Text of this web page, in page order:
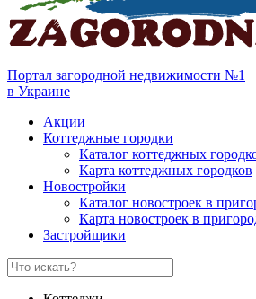
Портал загородной недвижимости №1
в Украине
Акции
Коттеджные городки
Каталог коттеджных
Карта коттеджных городков
Новостройки
Каталог новостроек в
Карта новостроек в
Застройщики